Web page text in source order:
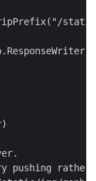
pushing